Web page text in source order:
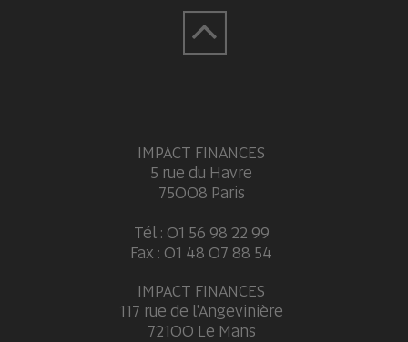
IMPACT FINANCES
5 rue du Havre
75008 Paris
Tél : 01 56 98 22 99
Fax : 01 48 07 88 54
IMPACT FINANCES
117 rue de l'Angevinière
72100 Le Mans